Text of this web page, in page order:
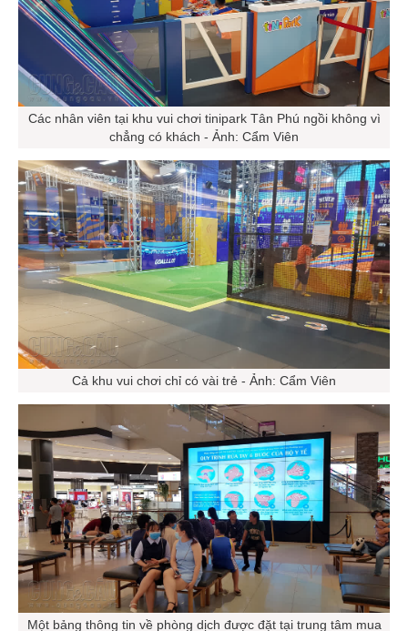
Các nhân viên tại khu vui chơi tinipark Tân Phú ngồi không vì
chẳng có khách - Ảnh: Cẩm Viên
Cả khu vui chơi chỉ có vài trẻ - Ảnh: Cẩm Viên
Một bảng thông tin về phòng dịch được đặt tại trung tâm mua